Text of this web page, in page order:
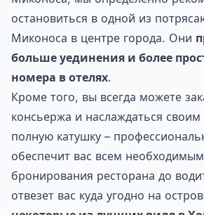
остановиться в одной из
Миконоса в центре города. Они
больше уединения и более
номера в отелях.
Кроме того, вы всегда можете
консьержа и наслаждаться
полную катушку –
обеспечит вас всем
бронирования ресторана до
отвезет вас куда угодно на